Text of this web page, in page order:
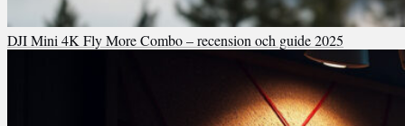
DJI Mini 4K Fly More Combo – recension och guide 2025